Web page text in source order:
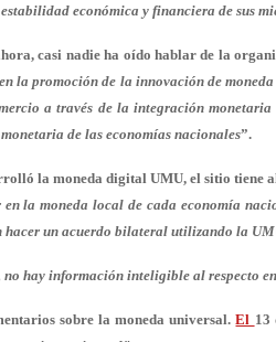
económica y financiera de sus
casi nadie ha oído hablar de la
la promoción de la innovación de
a través de la integración
de las economías nacionales”.
la moneda digital UMU, el sitio tiene
en la moneda local de cada economía
hacer un acuerdo bilateral utilizando la
hay información inteligible al respecto
sobre la moneda universal.El 13